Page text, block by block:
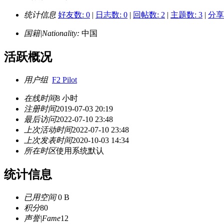
统计信息 好友数: 0 | 日志数: 0 | 回帖数: 2 | 主题数: 3 | 分
国籍|Nationality: 中国
活跃概况
用户组 F2 Pilot
在线时间8 小时
注册时间2019-07-03 20:19
最后访问2022-07-10 23:48
上次活动时间2022-07-10 23:48
上次发表时间2020-10-03 14:34
所在时区使用系统默认
统计信息
已用空间0 B
积分80
声誉|Fame12